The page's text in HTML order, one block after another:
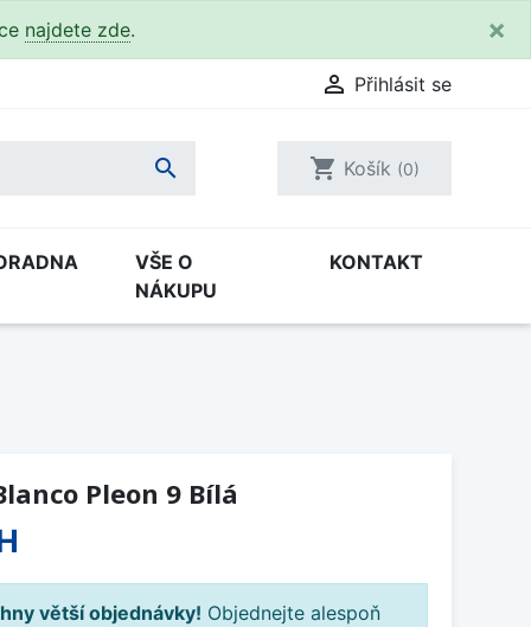
najdete zde. ×
 Přihlásit se
 shopping_cart Košík (0)
VŠE O
NÁKUPU
KONTAKT
Pleon 9 Bílá
větší objednávky! Objednejte alespoň